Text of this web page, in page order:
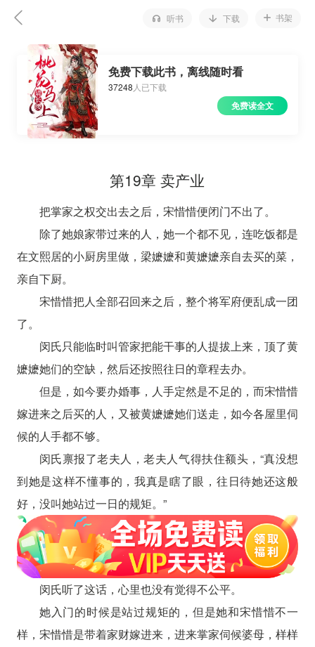
听书 下载 书架
免费下载此书，离线随时看
37248 人已下载
免费读全文
第19章 卖产业
把掌家之权交出去之后，宋惜惜便闭门不出了。
除了她娘家带过来的人，她一个都不见，连吃饭都是
在文熙居的小厨房里做，梁嬷嬷和黄嬷嬷亲自去买的菜，
亲自下厨。
宋惜惜把人全部召回来之后，整个将军府便乱成一团
了。
闵氏只能临时叫管家把能干事的人提拔上来，顶了黄
嬷嬷她们的空缺，然后还按照往日的章程去办。
但是，如今要办婚事，人手定然是不足的，而宋惜惜
嫁进来之后买的人，又被黄嬷嬷她们送走，如今各屋里伺
候的人手都不够。
闵氏禀报了老夫人，老夫人气得扶住额头，“真没想
到她是这样不懂事的，我真是瞎了眼，往日待她还这般
好，没叫她站过一日的规矩。”
闵氏听了这话，心里也没有觉得不公平。
她入门的时候是站过规矩的，但是她和宋惜惜不一
样，宋惜惜是带着家财嫁进来，进来掌家伺候婆母，样样